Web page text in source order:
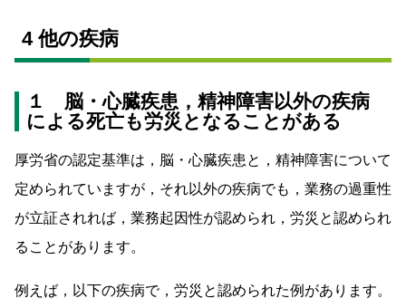
4 他の疾病
１ 脳・心臓疾患，精神障害以外の疾病
による死亡も労災となることがある
厚労省の認定基準は，脳・心臓疾患と，精神障害について
定められていますが，それ以外の疾病でも，業務の過重性
が立証されれば，業務起因性が認められ，労災と認められ
ることがあります。
例えば，以下の疾病で，労災と認められた例があります。